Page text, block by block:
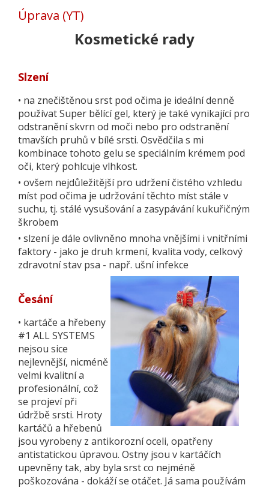
Úprava (YT)
Kosmetické rady
Slzení
• na znečištěnou srst pod očima je ideální denně
používat Super bělící gel, který je také vynikající pro
odstranění skvrn od moči nebo pro odstranění
tmavších pruhů v bílé srsti. Osvědčila s mi
kombinace tohoto gelu se speciálním krémem pod
oči, který pohlcuje vlhkost.
• ovšem nejdůležitější pro udržení čistého vzhledu
míst pod očima je udržování těchto míst stále v
suchu, tj. stálé vysušování a zasypávání kukuřičným
škrobem
• slzení je dále ovlivněno mnoha vnějšími i vnitřními
faktory - jako je druh krmení, kvalita vody, celkový
zdravotní stav psa - např. ušní infekce
Česání
• kartáče a hřebeny
#1 ALL SYSTEMS
nejsou sice
nejlevnější, nicméně
velmi kvalitní a
profesionální, což
se projeví při
údržbě srsti. Hroty
kartáčů a hřebenů
jsou vyrobeny z antikorozní oceli, opatřeny
antistatickou úpravou. Ostny jsou v kartáčích
upevněny tak, aby byla srst co nejméně
poškozována - dokáží se otáčet. Já sama používám